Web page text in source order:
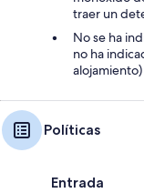
traer un
No se ha
no ha
alojamiento)
Políticas
Entrada